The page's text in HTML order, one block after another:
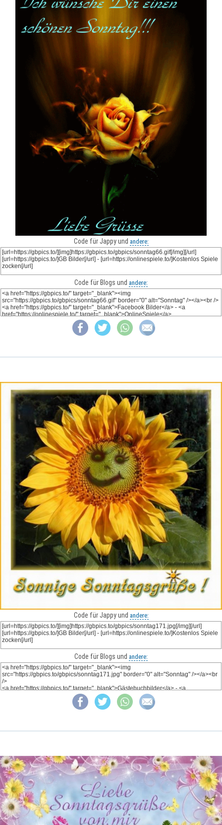
Code für Jappy und andere:
Code für Blogs und andere:
Code für Jappy und andere:
Code für Blogs und andere: